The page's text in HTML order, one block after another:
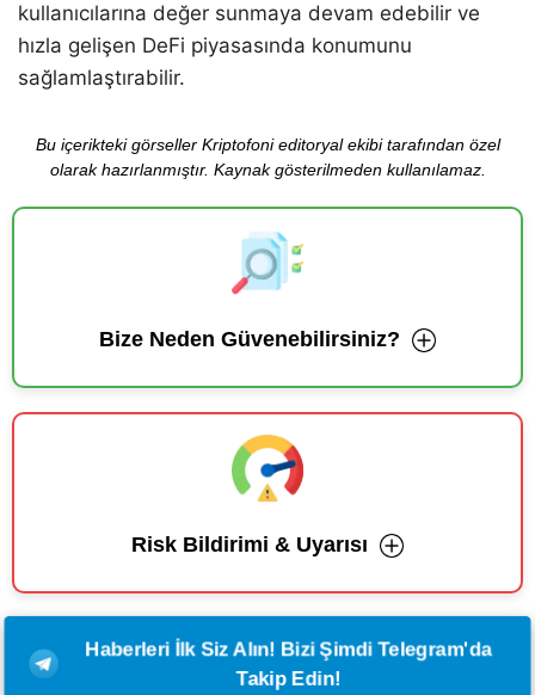
kullanıcılarına değer sunmaya devam edebilir ve
hızla gelişen DeFi piyasasında konumunu
sağlamlaştırabilir.
Bu içerikteki görseller Kriptofoni editoryal ekibi tarafından özel
olarak hazırlanmıştır. Kaynak gösterilmeden kullanılamaz.
Bize Neden Güvenebilirsiniz?
Risk Bildirimi & Uyarısı
Haberleri İlk Siz Alın! Bizi Şimdi Telegram'da
Takip Edin!